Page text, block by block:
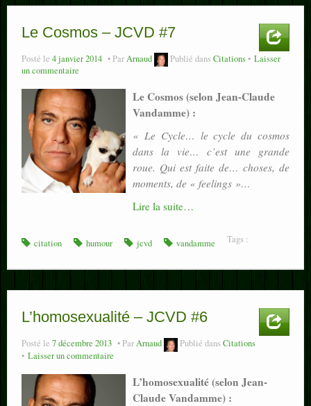
Le Cosmos – JCVD #7
Posté le 4 janvier 2014 ParArnaud Publié dansCitations
Laisser
un commentaire
Le Cosmos (selon Jean-Claude
Vandamme) :
« Le Cycle… le cycle du cosmos
dans la vie… c’est une grande
roue. Qui est faite de… choses, de
moments, de « feelings »…
Lire la suite…
Tags :
citation humour jcvd vandamme
L’homosexualité – JCVD #6
Posté le 7 décembre 2013 ParArnaud Publié dansCitations
Laisser un commentaire
L’homosexualité (selon Jean-
Claude Vandamme) :